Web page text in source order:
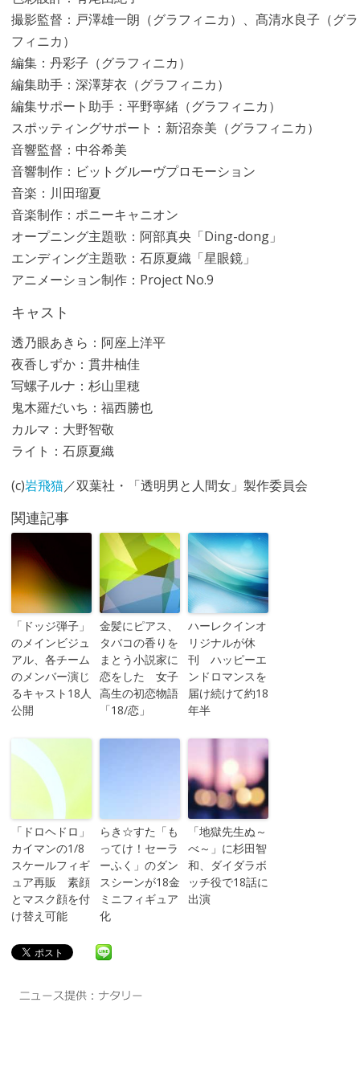
撮影監督：戸澤雄一朗（グラフィニカ）、髙清水良子（グラ
フィニカ）
編集：丹彩子（グラフィニカ）
編集助手：深澤芽衣（グラフィニカ）
編集サポート助手：平野寧緒（グラフィニカ）
スポッティングサポート：新沼奈美（グラフィニカ）
音響監督：中谷希美
音響制作：ビットグルーヴプロモーション
音楽：川田瑠夏
音楽制作：ポニーキャニオン
オープニング主題歌：阿部真央「Ding-dong」
エンディング主題歌：石原夏織「星眼鏡」
アニメーション制作：Project No.9
キャスト
透乃眼あきら：阿座上洋平
夜香しずか：貫井柚佳
写螺子ルナ：杉山里穂
鬼木羅だいち：福西勝也
カルマ：大野智敬
ライト：石原夏織
(c)岩飛猫／双葉社・「透明男と人間女」製作委員会
関連記事
「ドッジ弾子」
のメインビジュ
アル、各チーム
のメンバー演じ
るキャスト18人
公開
金髪にピアス、
タバコの香りを
まとう小説家に
恋をした 女子
高生の初恋物語
「18/恋」
ハーレクインオ
リジナルが休
刊 ハッピーエ
ンドロマンスを
届け続けて約18
年半
「ドロヘドロ」
カイマンの1/8
スケールフィギ
ュア再販 素顔
とマスク顔を付
け替え可能
らき☆すた「も
ってけ！セーラ
ーふく」のダン
スシーンが18金
ミニフィギュア
化
「地獄先生ぬ～
べ～」に杉田智
和、ダイダラボ
ッチ役で18話に
出演